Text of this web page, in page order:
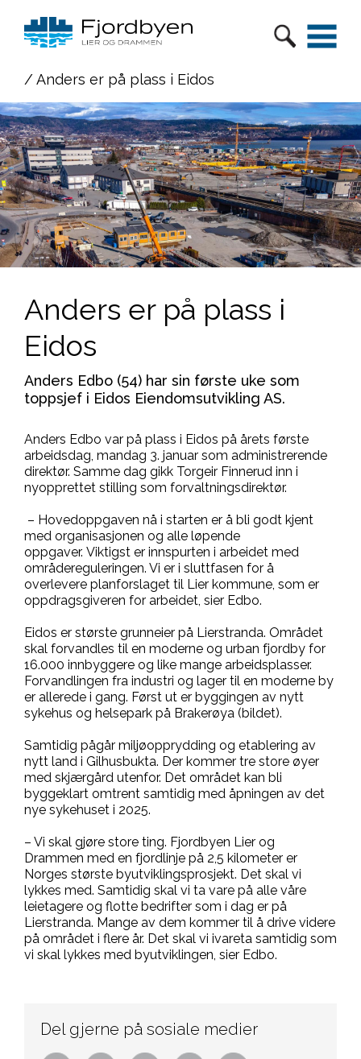
/ Anders er på plass i Eidos
Anders er på plass i
Eidos
Anders Edbo (54) har sin første uke som
toppsjef i Eidos Eiendomsutvikling AS.
Anders Edbo var på plass i Eidos på årets første
arbeidsdag, mandag 3. januar som administrerende
direktør. Samme dag gikk Torgeir Finnerud inn i
nyopprettet stilling som forvaltningsdirektør.
– Hovedoppgaven nå i starten er å bli godt kjent
med organisasjonen og alle løpende
oppgaver. Viktigst er innspurten i arbeidet med
områdereguleringen. Vi er i sluttfasen for å
overlevere planforslaget til Lier kommune, som er
oppdragsgiveren for arbeidet, sier Edbo.
Eidos er største grunneier på Lierstranda. Området
skal forvandles til en moderne og urban fjordby for
16.000 innbyggere og like mange arbeidsplasser.
Forvandlingen fra industri og lager til en moderne by
er allerede i gang. Først ut er byggingen av nytt
sykehus og helsepark på Brakerøya (bildet).
Samtidig pågår miljøopprydding og etablering av
nytt land i Gilhusbukta. Der kommer tre store øyer
med skjærgård utenfor. Det området kan bli
byggeklart omtrent samtidig med åpningen av det
nye sykehuset i 2025.
– Vi skal gjøre store ting. Fjordbyen Lier og
Drammen med en fjordlinje på 2,5 kilometer er
Norges største byutviklingsprosjekt. Det skal vi
lykkes med. Samtidig skal vi ta vare på alle våre
leietagere og flotte bedrifter som i dag er på
Lierstranda. Mange av dem kommer til å drive videre
på området i flere år. Det skal vi ivareta samtidig som
vi skal lykkes med byutviklingen, sier Edbo.
Del gjerne på sosiale medier